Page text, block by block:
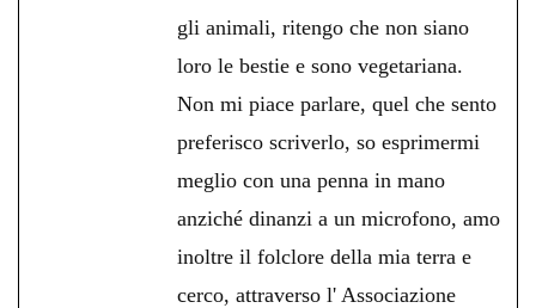
gli animali, ritengo che non siano
loro le bestie e sono vegetariana.
Non mi piace parlare, quel che sento
preferisco scriverlo, so esprimermi
meglio con una penna in mano
anziché dinanzi a un microfono, amo
inoltre il folclore della mia terra e
cerco, attraverso l' Associazione